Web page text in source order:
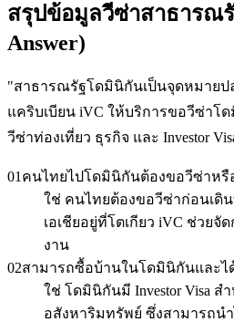
สรุปข้อมูลวีซ่าสาธารณ
Answer)
"สาธารณรัฐโดมินิกันเป็นจุดหมายป
แคริบเบียน iVC ให้บริการขอวีซ่าโ
วีซ่าท่องเที่ยว ธุรกิจ และ Investor
01 คนไทยไปโดมินิกันต้องขอวีซ่าหรื
ใช่ คนไทยต้องขอวีซ่าก่อนเดิ
เอเชียอยู่ที่โตเกียว iVC ช่วยจั
งาน
02สามารถซื้อบ้านในโดมินิกันและไ
ใช่ โดมินิกันมี Investor Visa ส
อสังหาริมทรัพย์ ซึ่งสามารถนำไ